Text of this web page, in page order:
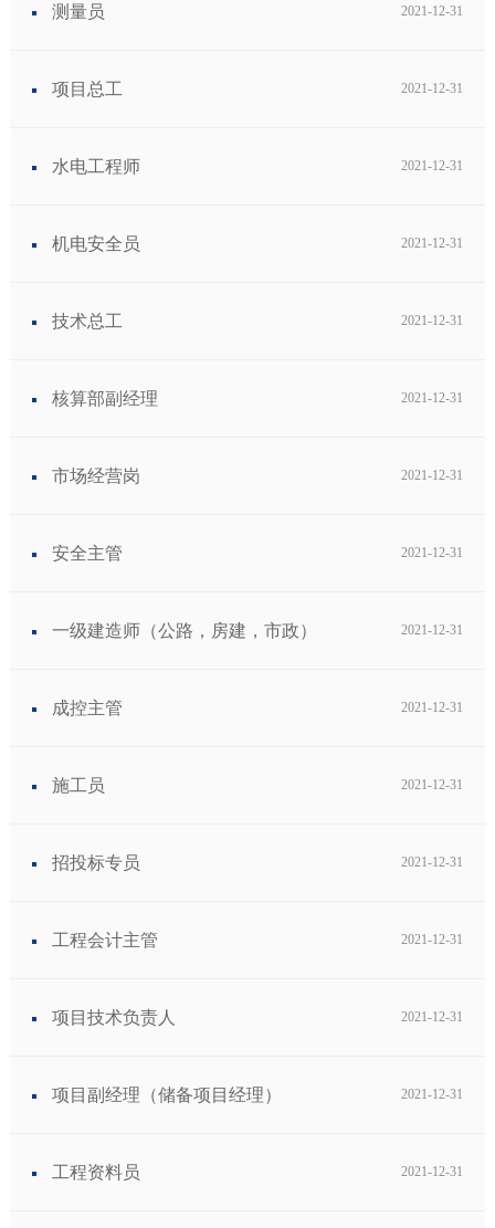
2021-12-31
测量员
2021-12-31
项目总工
2021-12-31
水电工程师
2021-12-31
机电安全员
2021-12-31
技术总工
2021-12-31
核算部副经理
2021-12-31
市场经营岗
2021-12-31
安全主管
2021-12-31
一级建造师（公路，房建，市政）
2021-12-31
成控主管
2021-12-31
施工员
2021-12-31
招投标专员
2021-12-31
工程会计主管
2021-12-31
项目技术负责人
2021-12-31
项目副经理（储备项目经理）
2021-12-31
工程资料员